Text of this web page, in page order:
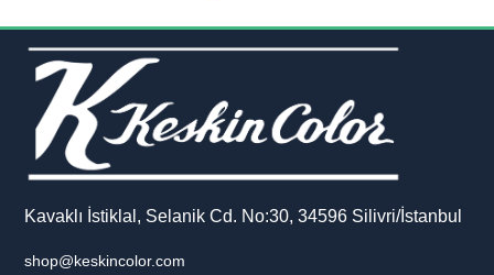
Kavaklı İstiklal, Selanik Cd. No:30, 34596 Silivri/İstanbul
shop@keskincolor.com